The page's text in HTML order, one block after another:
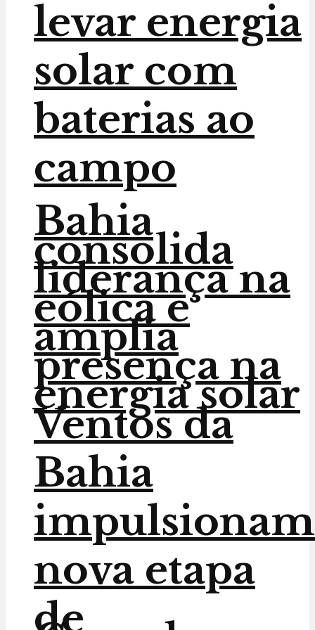
Bahia
consolida
liderança na
eólica e
amplia
presença na
energia solar
levar energia
solar com
baterias ao
campo
Ventos da
Bahia
impulsionam
nova etapa
de